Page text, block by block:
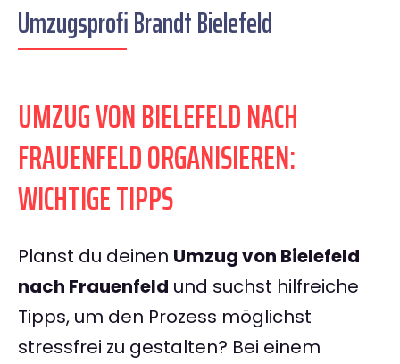
Umzugsprofi Brandt Bielefeld
UMZUG VON BIELEFELD NACH
FRAUENFELD ORGANISIEREN:
WICHTIGE TIPPS
Planst du deinen Umzug von Bielefeld
nach Frauenfeld und suchst hilfreiche
Tipps, um den Prozess möglichst
stressfrei zu gestalten? Bei einem